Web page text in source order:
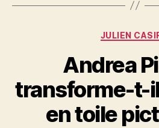
JULIEN
Andrea
transforme-t-
en toile